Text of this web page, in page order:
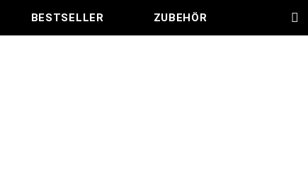
BESTSELLER ZUBEHÖR